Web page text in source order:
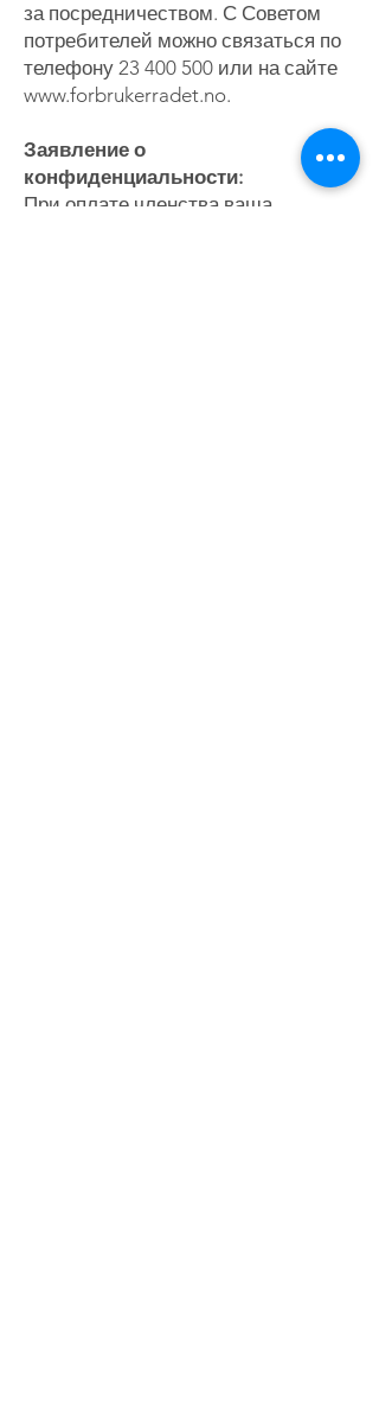
за посредничеством. С Советом
потребителей можно связаться по
телефону 23 400 500 или на сайте
www.forbrukerradet.no.
Заявление о
конфиденциальности:
При оплате членства ваша